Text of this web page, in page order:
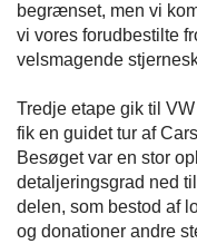
begrænset, men vi
vi vores forudbestilte
velsmagende
Tredje etape gik til
fik en guidet tur af
Besøget var en stor
detaljeringsgrad ned
delen, som bestod af
og donationer andre